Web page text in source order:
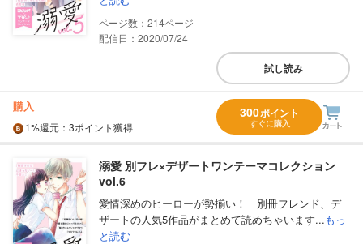
214
配信日：2020/07/24
試し読み
購入
1%還元 ：3ポイント獲得
300ポイント
すぐに購入
溺愛 別フレ×デザートワンテーマコレクション
vol.6
愛情深めのヒーローが勢揃い！ 別冊フレンド、デ
ザートの人気5作品がまとめて読めちゃいます...もっ
と読む